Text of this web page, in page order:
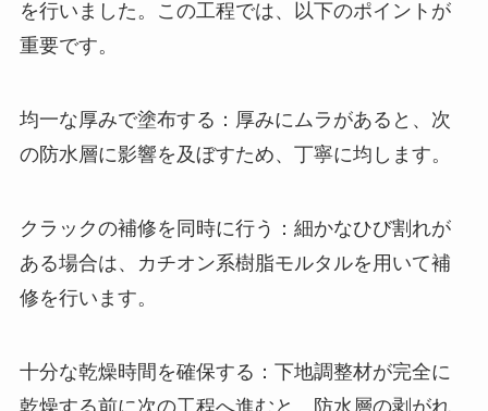
を行いました。この工程では、以下のポイントが
重要です。
均一な厚みで塗布する：厚みにムラがあると、次
の防水層に影響を及ぼすため、丁寧に均します。
クラックの補修を同時に行う：細かなひび割れが
ある場合は、カチオン系樹脂モルタルを用いて補
修を行います。
十分な乾燥時間を確保する：下地調整材が完全に
乾燥する前に次の工程へ進むと、防水層の剥がれ